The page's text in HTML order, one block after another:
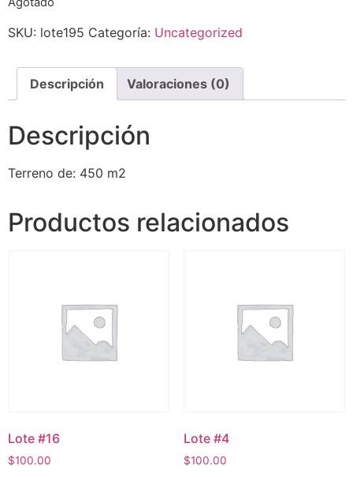
SKU: lote195 Categoría: Uncategorized
Descripción Valoraciones (0)
Descripción
Terreno de: 450 m2
Productos relacionados
Lote #16
$100.00
Lote #4
$100.00